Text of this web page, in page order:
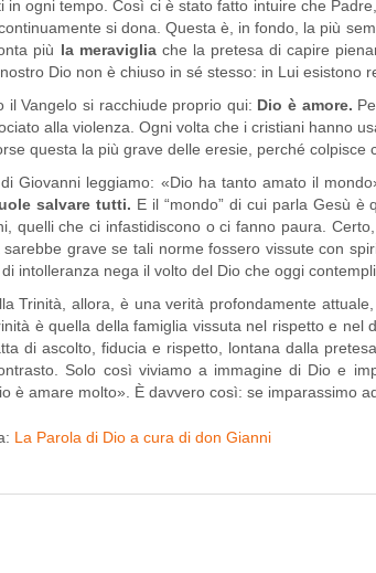
in ogni tempo. Così ci è stato fatto intuire che
si dona. Questa è, in fondo, la più
più la meravigliache la pretesa di capire
Dio non è chiuso in sé stesso: in Lui esistono
il Vangelo si racchiude proprio qui: Dio è amore.
alla violenza. Ogni volta che i cristiani hanno
questa la più grave delle eresie, perché
Giovanni leggiamo: «Dio ha tanto amato il
salvare tutti. E il “mondo” di cui parla Gesù
quelli che ci infastidiscono o ci fanno paura.
sarebbe grave se tali norme fossero vissute con
intolleranza nega il volto del Dio che oggi
Trinità, allora, è una verità profondamente
è quella della famiglia vissuta nel rispetto e
di ascolto, fiducia e rispetto, lontana dalla
Solo così viviamo a immagine di Dio e
è amare molto». È davvero così: se imparassimo
La Parola di Dio a cura di don Gianni